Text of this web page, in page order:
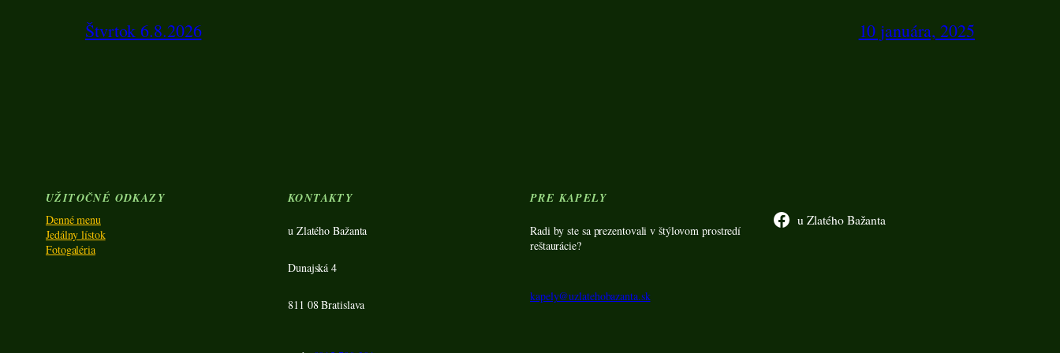
Štvrtok 6.8.2026 10 januára, 2025
UŽITOČNÉ ODKAZY
Denné menu
Jedálny lístok
Fotogaléria
KONTAKTY
u Zlatého Bažanta
Dunajská 4
811 08 Bratislava
PRE KAPELY
Radi by ste sa prezentovali v štýlovom prostredí
reštaurácie?
kapely@uzlatehobazanta.sk
u Zlatého Bažanta